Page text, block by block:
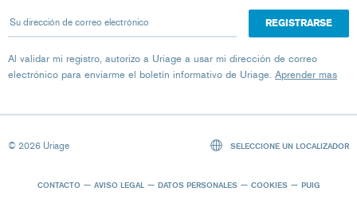
Su dirección de correo electrónico
Al validar mi registro, autorizo ​​a Uriage a usar mi dirección de correo
electrónico para enviarme el boletín informativo de Uriage. Aprender mas
© 2026 Uriage
CONTACTO AVISO LEGAL DATOS PERSONALES COOKIES PUIG
SELECCIONE UN LOCALIZADOR